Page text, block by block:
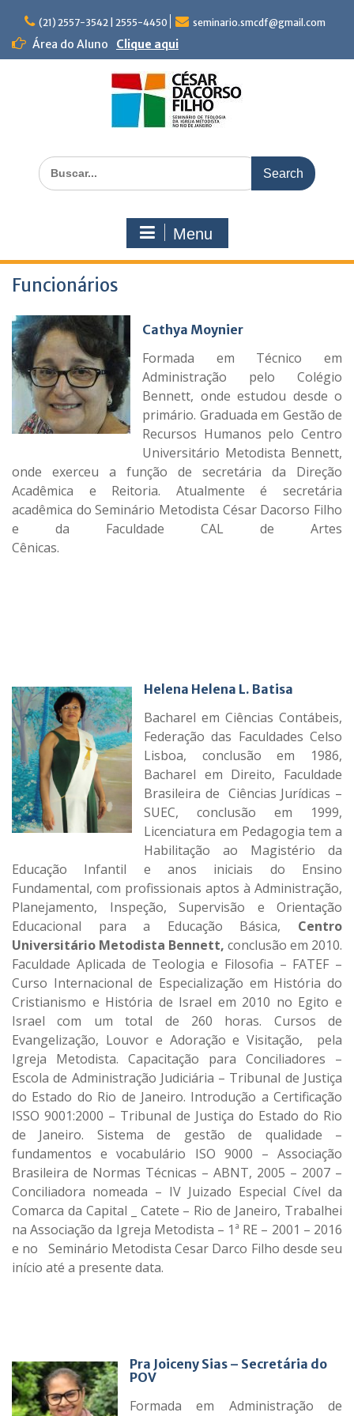
content
(21) 2557-3542 | 2555-4450 seminario.smcdf@gmail.com
Área do Aluno Clique aqui
Search
for:
Menu
Funcionários
Cathya Moynier
Formada em Técnico em
Administração pelo Colégio
Bennett, onde estudou desde o
primário. Graduada em Gestão de
Recursos Humanos pelo Centro
Universitário Metodista Bennett,
onde exerceu a função de secretária da Direção
Acadêmica e Reitoria. Atualmente é secretária
acadêmica do Seminário Metodista César Dacorso Filho
e da Faculdade CAL de Artes
Cênicas.
Helena Helena L. Batisa
Bacharel em Ciências Contábeis,
Federação das Faculdades Celso
Lisboa, conclusão em 1986,
Bacharel em Direito, Faculdade
Brasileira de Ciências Jurídicas –
SUEC, conclusão em 1999,
Licenciatura em Pedagogia tem a
Habilitação ao Magistério da
Educação Infantil e anos iniciais do Ensino
Fundamental, com profissionais aptos à Administração,
Planejamento, Inspeção, Supervisão e Orientação
Educacional para a Educação Básica, Centro
Universitário Metodista Bennett, conclusão em 2010.
Faculdade Aplicada de Teologia e Filosofia – FATEF –
Curso Internacional de Especialização em História do
Cristianismo e História de Israel em 2010 no Egito e
Israel com um total de 260 horas. Cursos de
Evangelização, Louvor e Adoração e Visitação, pela
Igreja Metodista. Capacitação para Conciliadores –
Escola de Administração Judiciária – Tribunal de Justiça
do Estado do Rio de Janeiro. Introdução a Certificação
ISSO 9001:2000 – Tribunal de Justiça do Estado do Rio
de Janeiro. Sistema de gestão de qualidade –
fundamentos e vocabulário ISO 9000 – Associação
Brasileira de Normas Técnicas – ABNT, 2005 – 2007 –
Conciliadora nomeada – IV Juizado Especial Cível da
Comarca da Capital _ Catete – Rio de Janeiro, Trabalhei
na Associação da Igreja Metodista – 1ª RE – 2001 – 2016
e no Seminário Metodista Cesar Darco Filho desde seu
início até a presente data.
Pra Joiceny Sias – Secretária do
POV
Formada em Administração de